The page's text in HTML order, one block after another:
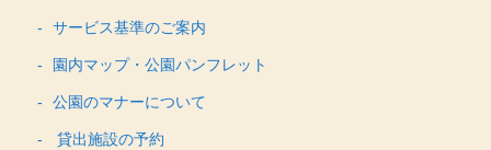
サービス基準のご案内
園内マップ・公園パンフレット
公園のマナーについて
貸出施設の予約